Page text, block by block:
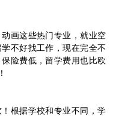
画这些热门专业，就业空
不好找工作，现在完全不
险费低，留学费用也比欧
根据学校和专业不同，学